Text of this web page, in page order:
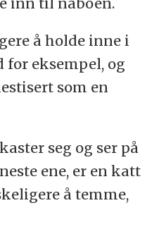
å holde inne i
for eksempel, og
som en
seg og ser på
ene, er en katt
å temme,